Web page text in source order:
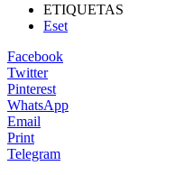
ETIQUETAS
Eset
Facebook
Twitter
Pinterest
WhatsApp
Email
Print
Telegram